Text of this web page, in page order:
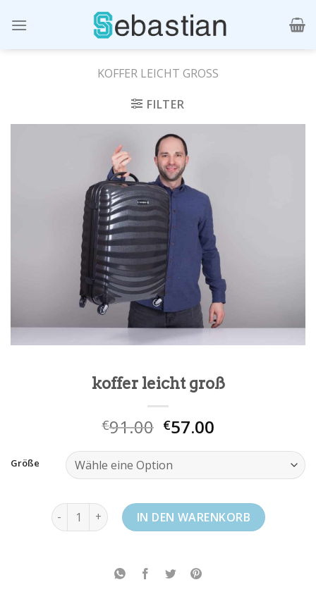
KOFFER LEICHT GROSS
FILTER
koffer leicht groß
€91.00 €57.00
Größe
koffer leicht groß MengeIN DEN WARENKORB